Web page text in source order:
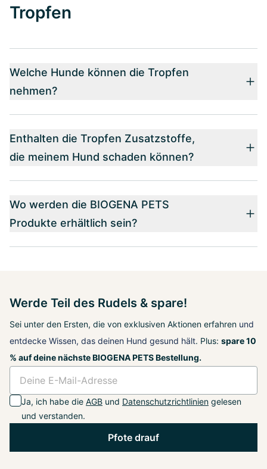
Tropfen
Welche Hunde können die Tropfen
nehmen?
Enthalten die Tropfen Zusatzstoffe,
die meinem Hund schaden können?
Wo werden die BIOGENA PETS
Produkte erhältlich sein?
Werde Teil des Rudels & spare!
Sei unter den Ersten, die von exklusiven Aktionen erfahren und
entdecke Wissen, das deinen Hund gesund hält. Plus: spare 10
% auf deine nächste BIOGENA PETS Bestellung.
Ja, ich habe die AGB und Datenschutzrichtlinien gelesen
und verstanden.
Pfote drauf